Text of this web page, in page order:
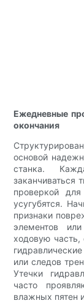
Ежедневные
окончания
основой
станка.
заканчиваться
проверкой
усугубятся.
признаки
элементов
ходовую
или следов
Утечки
часто
влажных пятен